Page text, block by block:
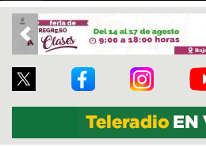
Previous